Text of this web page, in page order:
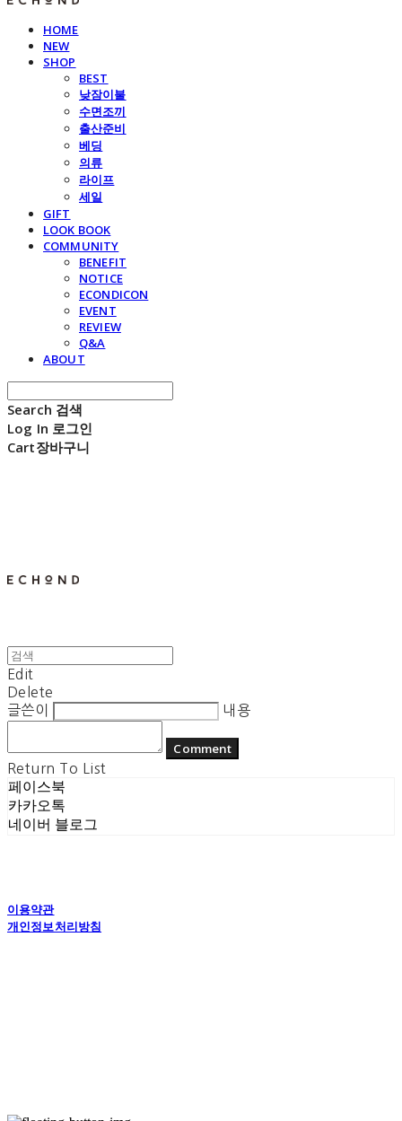
HOME
NEW
SHOP
BEST
낮잠이불
수면조끼
출산준비
베딩
의류
라이프
세일
GIFT
LOOK BOOK
COMMUNITY
BENEFIT
NOTICE
ECONDICON
EVENT
REVIEW
Q&A
ABOUT
Search 검색
Log In 로그인
Cart장바구니
Edit
Delete
글쓴이
내용
Comment
Return To List
페이스북
카카오톡
네이버 블로그
이용약관
개인정보처리방침